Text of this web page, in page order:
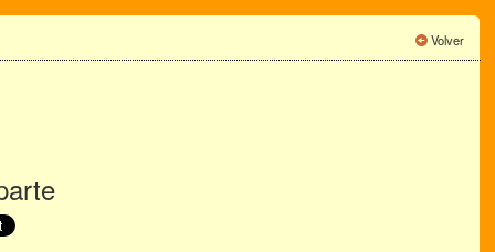
Volver